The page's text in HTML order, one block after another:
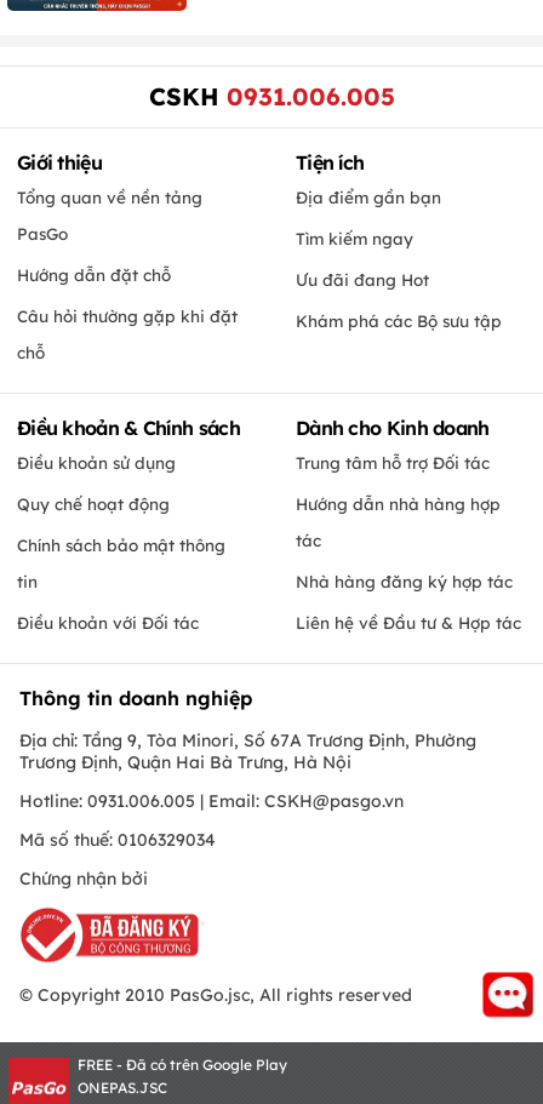
CSKH 0931.006.005
Giới thiệu
Tổng quan về nền tảng
PasGo
Hướng dẫn đặt chỗ
Câu hỏi thường gặp khi đặt
chỗ
Tiện ích
Địa điểm gần bạn
Tìm kiếm ngay
Ưu đãi đang Hot
Khám phá các Bộ sưu tập
Điều khoản & Chính sách
Điều khoản sử dụng
Quy chế hoạt động
Chính sách bảo mật thông
tin
Điều khoản với Đối tác
Dành cho Kinh doanh
Trung tâm hỗ trợ Đối tác
Hướng dẫn nhà hàng hợp
tác
Nhà hàng đăng ký hợp tác
Liên hệ về Đầu tư & Hợp tác
Thông tin doanh nghiệp
Địa chỉ: Tầng 9, Tòa Minori, Số 67A Trương Định, Phường
Trương Định, Quận Hai Bà Trưng, Hà Nội
Hotline: 0931.006.005 | Email: CSKH@pasgo.vn
Mã số thuế: 0106329034
Chứng nhận bởi
© Copyright 2010 PasGo.jsc, All rights reserved
FREE - Đã có trên Google Play
ONEPAS.JSC